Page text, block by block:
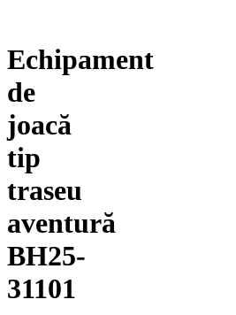
Echipament
de
joacă
tip
traseu
aventură
BH25-
31101